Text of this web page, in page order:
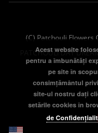
(C) Patchouli Flowers
PATCHOULI DAY
Acest website
pentru a îmbunătăţi
pe site în
consimțământul
site-ul nostru dați
setările cookies în
de